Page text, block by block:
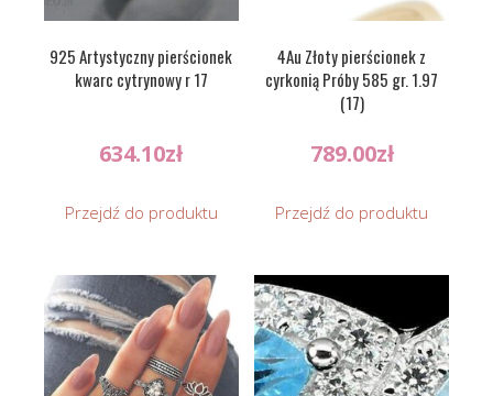
925 Artystyczny pierścionek
kwarc cytrynowy r 17
634.10zł
Przejdź do produktu
4Au Złoty pierścionek z
cyrkonią Próby 585 gr. 1.97
(17)
789.00zł
Przejdź do produktu